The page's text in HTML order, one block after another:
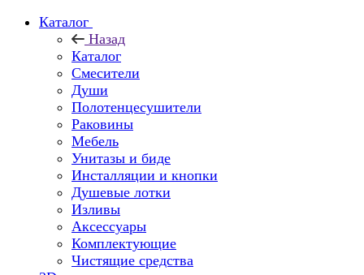
Каталог
Назад
Каталог
Смесители
Души
Полотенцесушители
Раковины
Мебель
Унитазы и биде
Инсталляции и кнопки
Душевые лотки
Изливы
Аксессуары
Комплектующие
Чистящие средства